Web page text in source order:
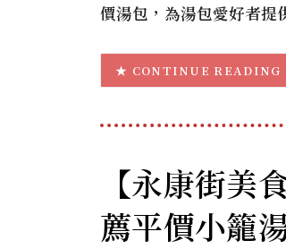
價湯包，為湯包愛好者提
CONTINUE READING
【永康街美
薦平價小籠